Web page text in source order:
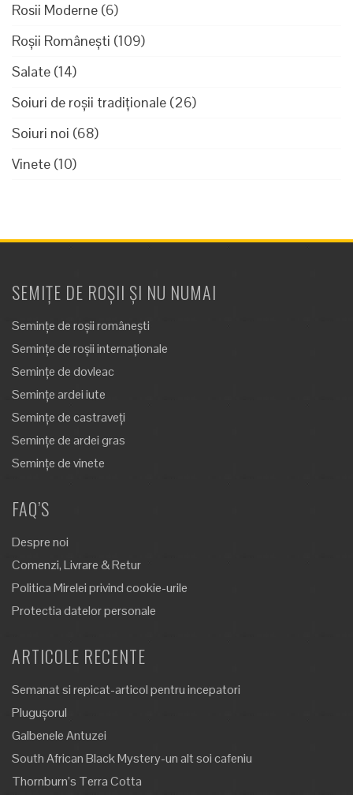
Rosii Moderne (6)
Roșii Românești (109)
Salate (14)
Soiuri de roșii tradiționale (26)
Soiuri noi (68)
Vinete (10)
SEMIȚE DE ROȘII ȘI NU NUMAI
Semințe de roșii românești
Semințe de roșii internaționale
Semințe de dovleac
Semințe ardei iute
Semințe de castraveți
Semințe de ardei gras
Semințe de vinete
FAQ’S
Despre noi
Comenzi, Livrare & Retur
Politica Mirelei privind cookie-urile
Protectia datelor personale
ARTICOLE RECENTE
Semanat si repicat-articol pentru incepatori
Plugușorul
Galbenele Antuzei
South African Black Mystery-un alt soi cafeniu
Thornburn’s Terra Cotta